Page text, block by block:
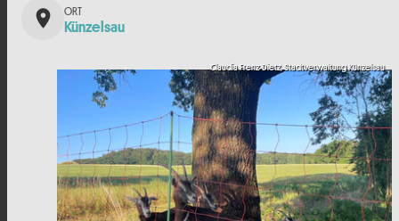
place Künzelsau
Claudia Frenz-Dietz, Stadtverwaltung Künzelsau